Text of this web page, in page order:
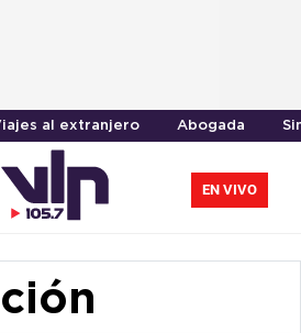
al extranjero Abogada
EN VIVO